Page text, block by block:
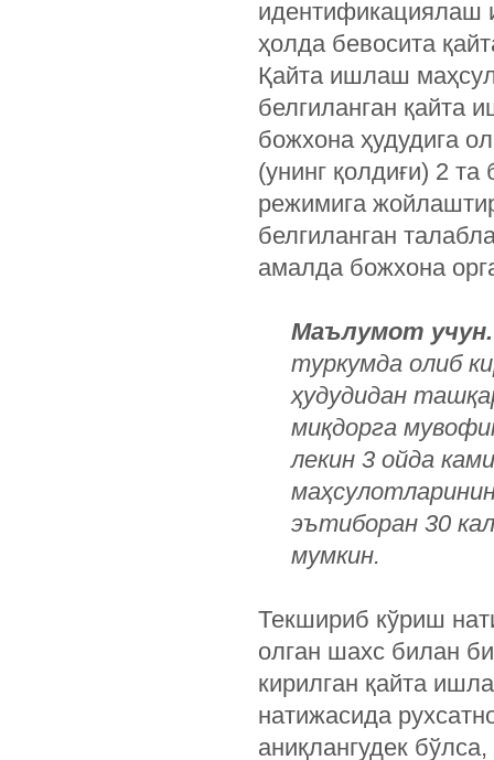
идентификациялаш
ҳолда бевосита
Қайта ишлаш
белгиланган қайта
божхона ҳудудига
(унинг қолдиғи) 2
режимига
белгиланган
амалда божхона
Маълумот учун.
туркумда олиб
ҳудудидан
миқдорга
лекин 3 ойда
эътиборан 30
мумкин.
Текшириб кўриш
олган шахс билан
кирилган қайта
натижасида
аниқлангудек